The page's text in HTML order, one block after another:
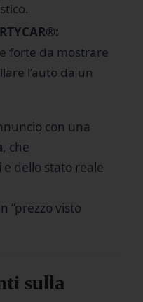
forte da mostrare
l’auto da un
con una
, che
dello stato reale
“prezzo visto
sulla